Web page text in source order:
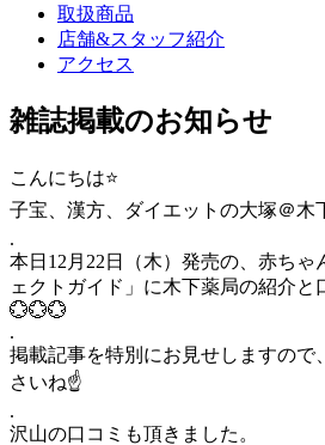
取扱商品
店舗&スタッフ紹介
アクセス
雑誌掲載のお知らせ
こんにちは⭐
子宝、漢方、ダイエットの大塚＠木
.
本日12月22日（木）発売の、赤ちゃ
ェクトガイド」に木下薬局の紹介と
💮💮💮
.
掲載記事を特別にお見せしますので
さいね☝️
.
沢山の口コミも頂きました。